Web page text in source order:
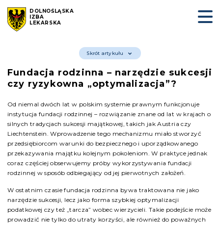
DOLNOŚLĄSKA
IZBA
LEKARSKA
Skrót artykułu
Fundacja rodzinna – narzędzie sukcesji
czy ryzykowna „optymalizacja”?
Od niemal dwóch lat w polskim systemie prawnym funkcjonuje
instytucja fundacji rodzinnej – rozwiązanie znane od lat w krajach o
silnych tradycjach sukcesji majątkowej, takich jak Austria czy
Liechtenstein. Wprowadzenie tego mechanizmu miało stworzyć
przedsiębiorcom warunki do bezpiecznego i uporządkowanego
przekazywania majątku kolejnym pokoleniom. W praktyce jednak
coraz częściej obserwujemy próby wykorzystywania fundacji
rodzinnej w sposób odbiegający od jej pierwotnych założeń.
W ostatnim czasie fundacja rodzinna bywa traktowana nie jako
narzędzie sukcesji, lecz jako forma szybkiej optymalizacji
podatkowej czy też „tarcza” wobec wierzycieli. Takie podejście może
prowadzić nie tylko do utraty korzyści, ale również do poważnych